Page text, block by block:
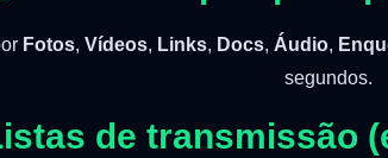
Fotos, Vídeos, Links, Docs, Áudio,
segundos.
de transmissão